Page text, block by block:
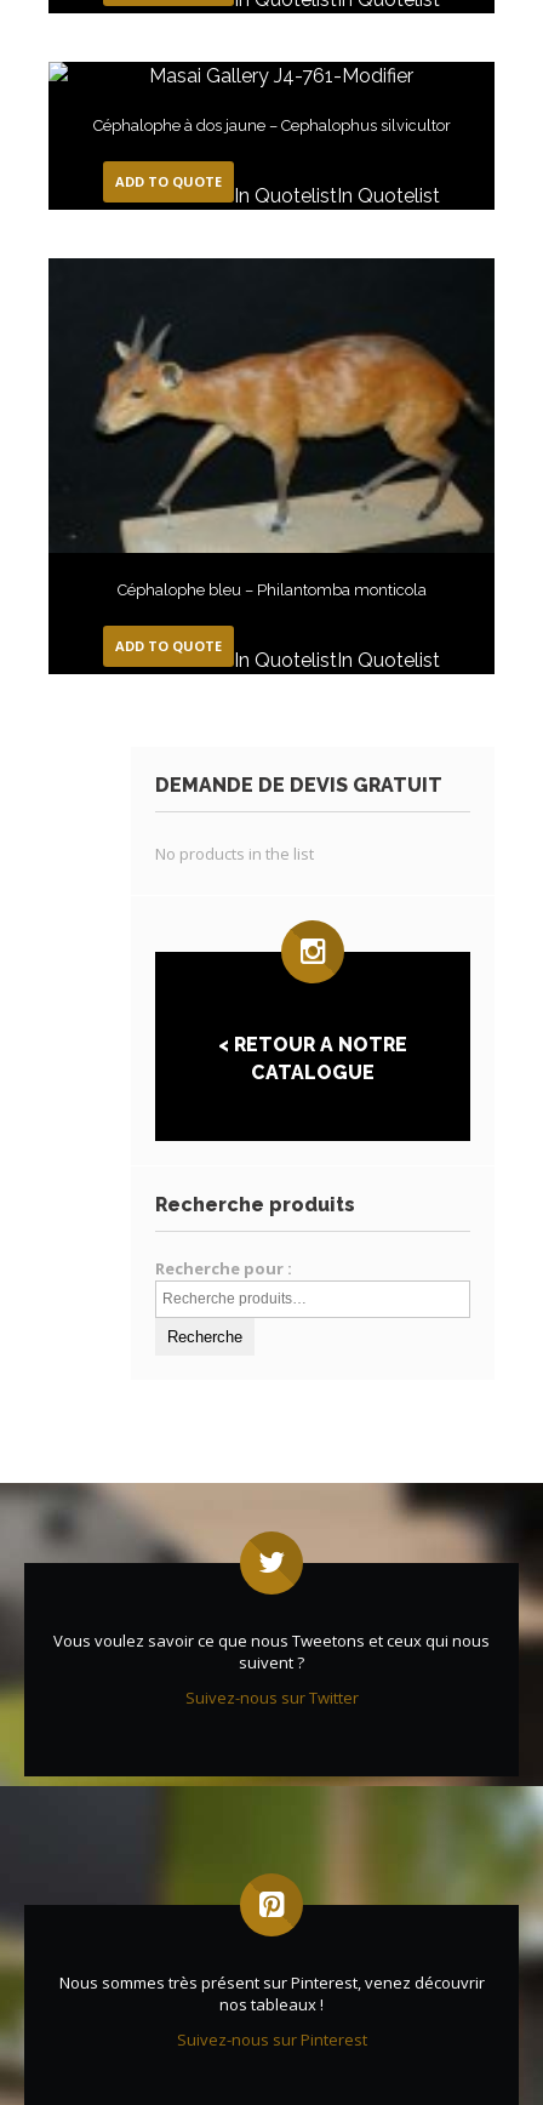
Céphalophe à dos jaune – Cephalophus silvicultor
ADD TO QUOTE
In Quotelist In Quotelist
Céphalophe bleu – Philantomba monticola
ADD TO QUOTE
In QuotelistIn Quotelist
DEMANDE DE DEVIS GRATUIT
No products in the list
< RETOUR A NOTRE
CATALOGUE
Recherche produits
Recherche pour :
Vous voulez savoir ce que nous Tweetons et ceux qui nous
suivent ?
Suivez-nous sur Twitter
Nous sommes très présent sur Pinterest, venez découvrir
nos tableaux !
Suivez-nous sur Pinterest